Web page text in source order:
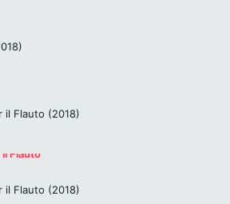
il Flauto (2018)
il Flauto (2018)